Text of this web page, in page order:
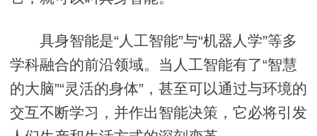
具身智能是“人工智能”与“机器人学”等多
学科融合的前沿领域。当人工智能有了“智慧
的大脑”“灵活的身体”，甚至可以通过与环境的
交互不断学习，并作出智能决策，它必将引发